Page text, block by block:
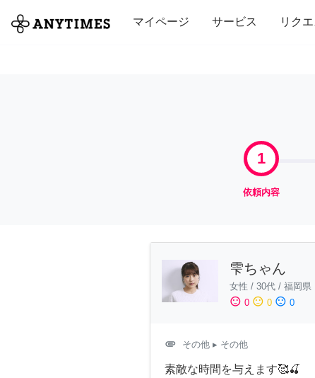
マイページ サービス リクエ
全て 修理・組立 家事 引っ越し
1
依頼内容
雫ちゃん
女性 / 30代 / 福岡県
sentiment_satisfied 0 sentiment_neutral 0 sentiment_dissatisfied 0
attachment その他 ▸ その他
素敵な時間を与えます🥰🍒